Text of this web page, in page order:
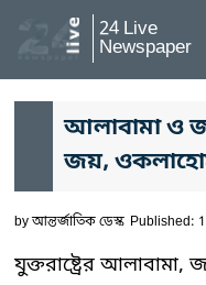
24 Live
Newspaper
আলাবামা ও
জয়,
byআন্তর্জাতিক ডেস্ক Published:
যুক্তরাষ্ট্রের